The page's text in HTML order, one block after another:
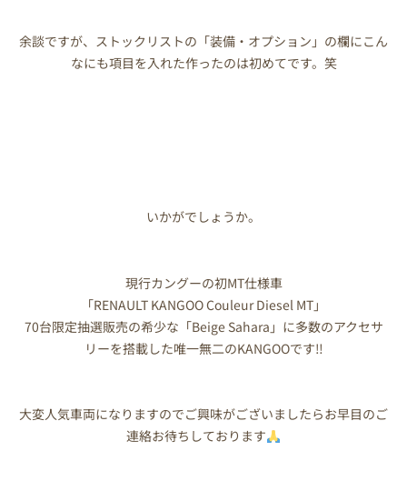
余談ですが、ストックリストの「装備・オプション」の欄にこん
なにも項目を入れた作ったのは初めてです。笑
いかがでしょうか。
現行カングーの初MT仕様車
「RENAULT KANGOO Couleur Diesel MT」
70台限定抽選販売の希少な「Beige Sahara」に多数のアクセサ
リーを搭載した唯一無二のKANGOOです‼
大変人気車両になりますのでご興味がございましたらお早目のご
連絡お待ちしております